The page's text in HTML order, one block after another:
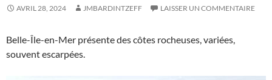
AVRIL 28, 2024 JMBARDINTZEFF LAISSER UN COMMENTAIRE
Belle-Île-en-Mer présente des côtes rocheuses, variées,
souvent escarpées.